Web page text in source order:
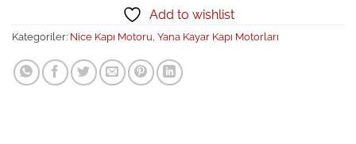
Add to wishlist
Kategoriler: Nice Kapı Motoru, Yana Kayar Kapı Motorları